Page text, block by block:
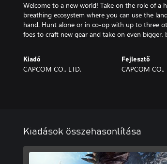
Welcome to a new world! Take on the role of a
breathing ecosystem where you can use the
hand. Hunt alone or in co-op with up to three
foes to craft new gear and take on even bigger,
Kiadó
CAPCOM CO., LTD.
Fejlesztő
CAPCOM CO.,
Kiadások összehasonlítása